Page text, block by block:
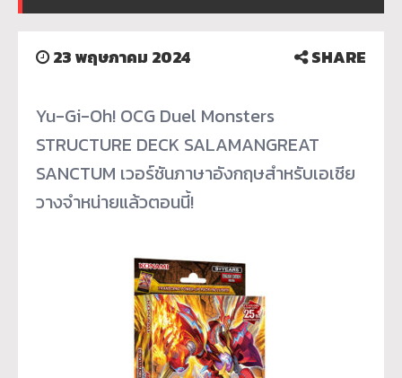
23 พฤษภาคม 2024 SHARE
Yu-Gi-Oh! OCG Duel Monsters
STRUCTURE DECK SALAMANGREAT
SANCTUM เวอร์ชันภาษาอังกฤษสำหรับเอเชีย
วางจำหน่ายแล้วตอนนี้!